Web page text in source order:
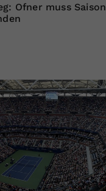
Ofner muss Saison